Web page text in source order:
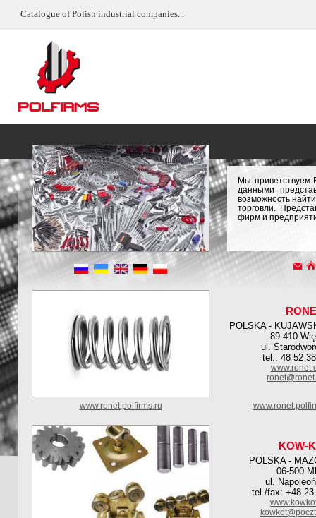
Catalogue of Polish industrial companies...
Мы приветствуем
данными
возможность
торговли.
фирм и
POLSKA -
89-410
ul.
tel.: 48 52
www.ronet.polfirms.ru
KOW-
POLSKA -
06-500
ul.
tel./fax: +48 23